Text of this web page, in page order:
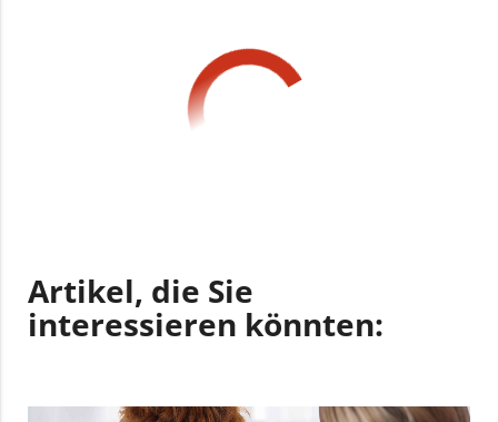
Artikel, die Sie
interessieren könnten: